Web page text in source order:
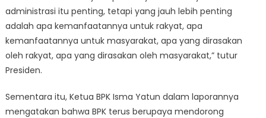
administrasi itu penting, tetapi yang jauh lebih penting
adalah apa kemanfaatannya untuk rakyat, apa
kemanfaatannya untuk masyarakat, apa yang dirasakan
oleh rakyat, apa yang dirasakan oleh masyarakat,” tutur
Presiden.
Sementara itu, Ketua BPK Isma Yatun dalam laporannya
mengatakan bahwa BPK terus berupaya mendorong